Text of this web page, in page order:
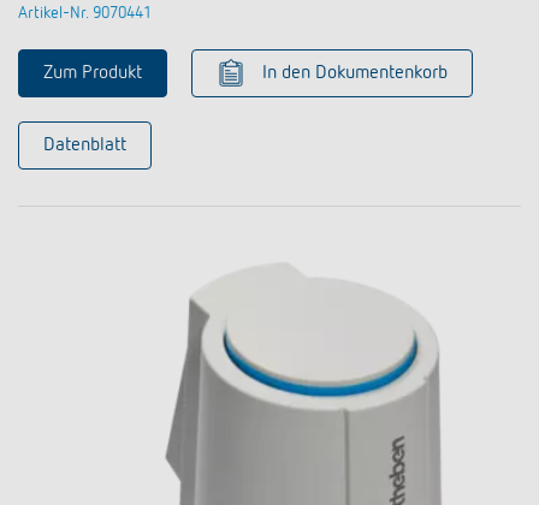
Artikel-Nr. 9070441
Zum Produkt In den Dokumentenkorb
Datenblatt